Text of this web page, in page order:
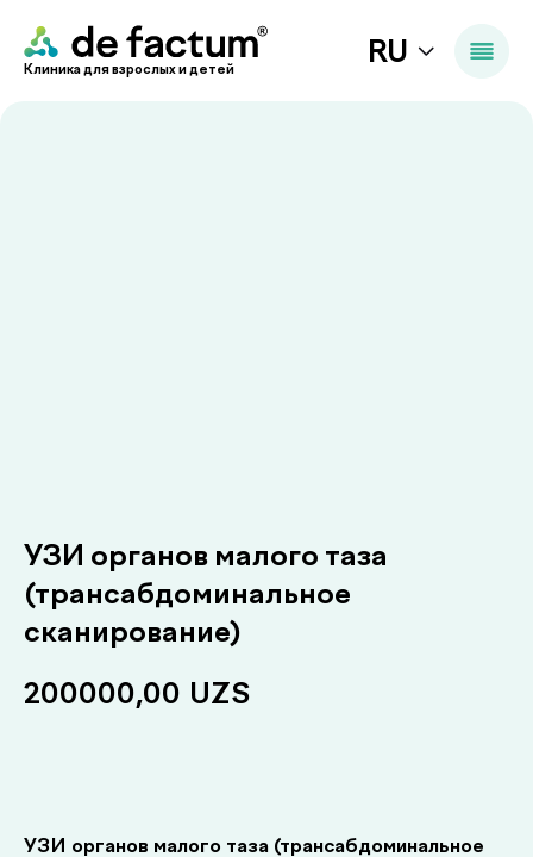
Клиника для взрослых и детей
УЗИ органов малого таза
(трансабдоминальное
сканирование)
200000,00 UZS
УЗИ органов малого таза (трансабдоминальное